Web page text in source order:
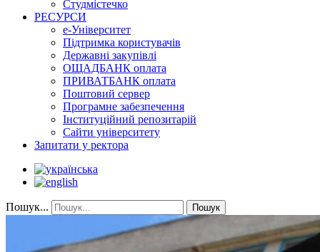
Студмістечко
РЕСУРСИ
е-Університет
Підтримка користувачів
Державні закупівлі
ОЩАДБАНК оплата
ПРИВАТБАНК оплата
Поштовий сервер
Програмне забезпечення
Інституційний репозитарій
Сайти університету
Запитати у ректора
Пошук... Пошук